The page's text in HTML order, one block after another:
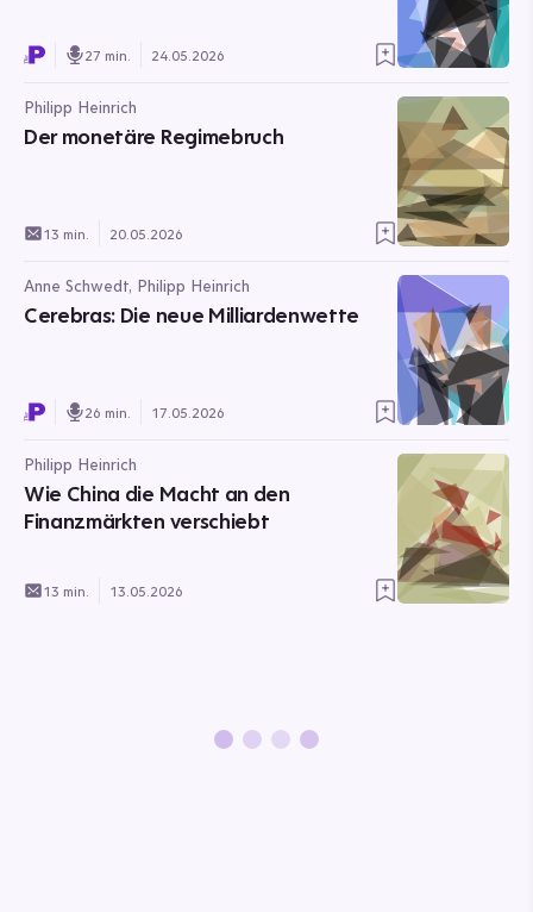
27 min. 24.05.2026
Philipp Heinrich
Der monetäre Regimebruch
13 min. 20.05.2026
Anne Schwedt, Philipp Heinrich
Cerebras: Die neue Milliardenwette
26 min. 17.05.2026
Philipp Heinrich
Wie China die Macht an den
Finanzmärkten verschiebt
13 min. 13.05.2026